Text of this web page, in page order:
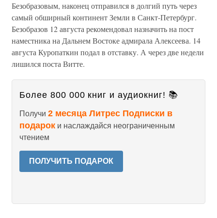
Безобразовым, наконец отправился в долгий путь через
самый обширный континент Земли в Санкт-Петербург.
Безобразов 12 августа рекомендовал назначить на пост
наместника на Дальнем Востоке адмирала Алексеева. 14
августа Куропаткин подал в отставку. А через две недели
лишился поста Витте.
Более 800 000 книг и аудиокниг! 📚
Получи 2 месяца Литрес Подписки в
подарок и наслаждайся неограниченным
чтением
ПОЛУЧИТЬ ПОДАРОК